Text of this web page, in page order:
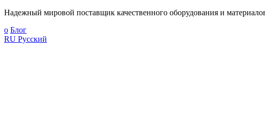
Надежный мировой поставщик качественного оборудования и
о Блог
RU Русский